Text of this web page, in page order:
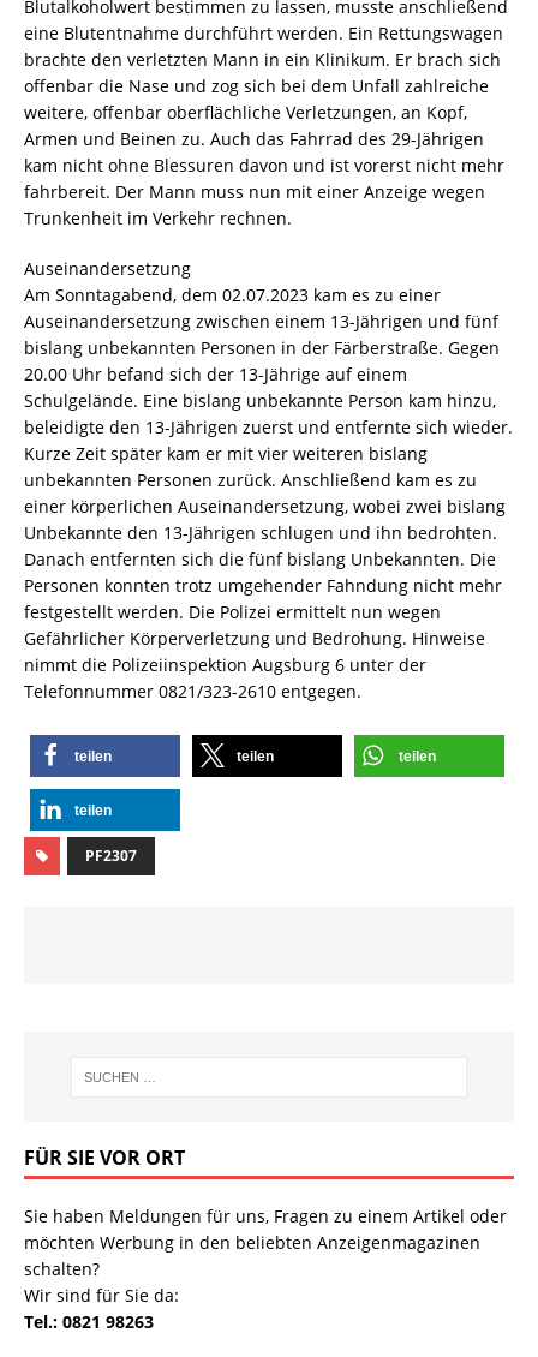
Blutalkoholwert bestimmen zu lassen, musste anschließend
eine Blutentnahme durchführt werden. Ein Rettungswagen
brachte den verletzten Mann in ein Klinikum. Er brach sich
offenbar die Nase und zog sich bei dem Unfall zahlreiche
weitere, offenbar oberflächliche Verletzungen, an Kopf,
Armen und Beinen zu. Auch das Fahrrad des 29-Jährigen
kam nicht ohne Blessuren davon und ist vorerst nicht mehr
fahrbereit. Der Mann muss nun mit einer Anzeige wegen
Trunkenheit im Verkehr rechnen.
Auseinandersetzung
Am Sonntagabend, dem 02.07.2023 kam es zu einer
Auseinandersetzung zwischen einem 13-Jährigen und fünf
bislang unbekannten Personen in der Färberstraße. Gegen
20.00 Uhr befand sich der 13-Jährige auf einem
Schulgelände. Eine bislang unbekannte Person kam hinzu,
beleidigte den 13-Jährigen zuerst und entfernte sich wieder.
Kurze Zeit später kam er mit vier weiteren bislang
unbekannten Personen zurück. Anschließend kam es zu
einer körperlichen Auseinandersetzung, wobei zwei bislang
Unbekannte den 13-Jährigen schlugen und ihn bedrohten.
Danach entfernten sich die fünf bislang Unbekannten. Die
Personen konnten trotz umgehender Fahndung nicht mehr
festgestellt werden. Die Polizei ermittelt nun wegen
Gefährlicher Körperverletzung und Bedrohung. Hinweise
nimmt die Polizeiinspektion Augsburg 6 unter der
Telefonnummer 0821/323-2610 entgegen.
teilen teilen teilen
teilen
PF2307
FÜR SIE VOR ORT
Sie haben Meldungen für uns, Fragen zu einem Artikel oder
möchten Werbung in den beliebten Anzeigenmagazinen
schalten?
Wir sind für Sie da:
Tel.: 0821 98263